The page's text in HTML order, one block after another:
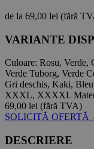
de la 69,00 lei (fără
VARIANTE
Culoare: Rosu, Verde,
Verde Tuborg, Verde
Gri deschis, Kaki,
XXXL, XXXXL
69,00 lei (fără TVA)
SOLICITĂ OFERTĂ
DESCRIERE